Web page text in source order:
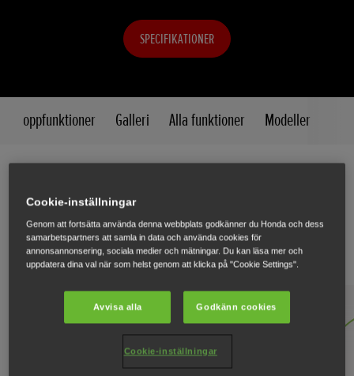
SPECIFIKATIONER
Toppfunktioner Galleri Alla funktioner Modeller
Skär enkelt igenom den mest
envisa undervegetationen
Cookie-inställningar
Genom att fortsätta använda denna webbplats godkänner du Honda och dess
samarbetspartners att samla in data och använda cookies för
annonsannonsering, sociala medier och mätningar. Du kan läsa mer och
uppdatera dina val när som helst genom att klicka på "Cookie Settings".
Avvisa alla Godkänn cookies
Cookie-inställningar